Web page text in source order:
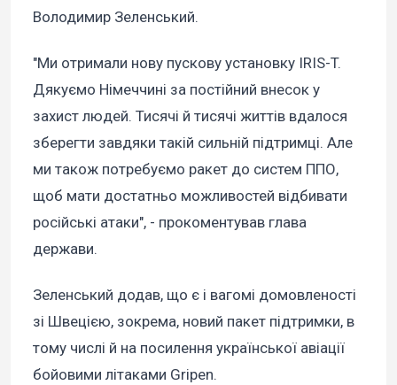
Володимир Зеленський.
"Ми отримали нову пускову установку IRIS-T.
Дякуємо Німеччині за постійний внесок у
захист людей. Тисячі й тисячі життів вдалося
зберегти завдяки такій сильній підтримці. Але
ми також потребуємо ракет до систем ППО,
щоб мати достатньо можливостей відбивати
російські атаки", - прокоментував глава
держави.
Зеленський додав, що є і вагомі домовленості
зі Швецією, зокрема, новий пакет підтримки, в
тому числі й на посилення української авіації
бойовими літаками Gripen.